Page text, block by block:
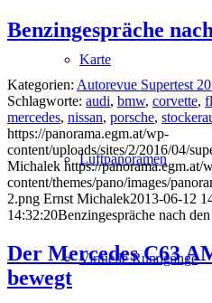
Karte
Luftpanoramen
Virtuelle Rundgänge
Benzingespräche
Kategorien: Autorevue Supertest
Schlagworte: audi, bmw, corvette,
mercedes, nissan, porsche,
https://panorama.egm.at/wp-
content/uploads/sites/2/2016/04/
Michalek https://panorama.egm.at/
content/themes/pano/images/
2.png Ernst Michalek2013-06-12
14:32:20Benzingespräche nach
Der Mercedes C63
bewegt